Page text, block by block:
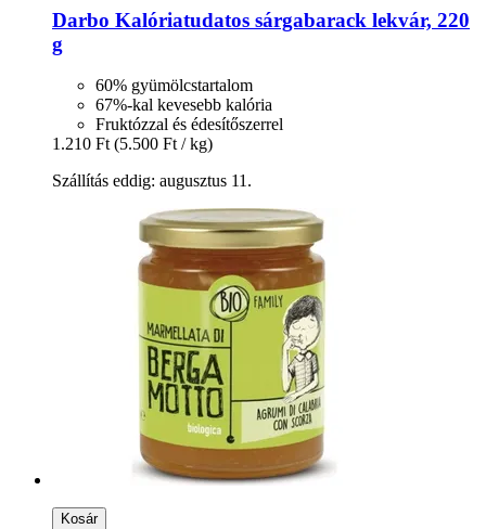
Darbo Kalóriatudatos sárgabarack lekvár, 220
g
60% gyümölcstartalom
67%-kal kevesebb kalória
Fruktózzal és édesítőszerrel
1.210 Ft (5.500 Ft / kg)
Szállítás eddig: augusztus 11.
Kosár